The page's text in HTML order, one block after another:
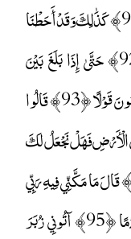
تَطْلُعُ عَلَىٰ قَوْمٍ لَمْ نَجْعَلْ لَهُمْ مِنْ دُونِهَا سِتْرًا ﴿90﴾ كَذَٰلِكَ وَقَدْ أَحَطْنَا
بِمَا لَدَيْهِ خُبْرًا ﴿91﴾ ثُمَّ أَتْبَعَ سَبَبًا ﴿92﴾ حَتَّىٰ إِذَا بَلَغَ بَيْنَ
السَّدَّيْنِ وَجَدَ مِنْ دُونِهِمَا قَوْمًا لَا يَكَادُونَ يَفْقَهُونَ قَوْلًا ﴿93﴾ قَالُوا
الْأَرْضِ فَهَلْ نَجْعَلُ لَكَ
خَرْجًا عَلَىٰ أَنْ تَجْعَلَ بَيْنَنَا وَبَيْنَهُمْ سَدًّا ﴿94﴾ قَالَ مَا مَكَّنِّي فِيهِ رَبِّي
خَيْرٌ فَأَعِينُونِي بِقُوَّةٍ أَجْعَلْ بَيْنَكُمْ وَبَيْنَهُمْ رَدْمًا ﴿95﴾ آتُونِي زُبَرَ